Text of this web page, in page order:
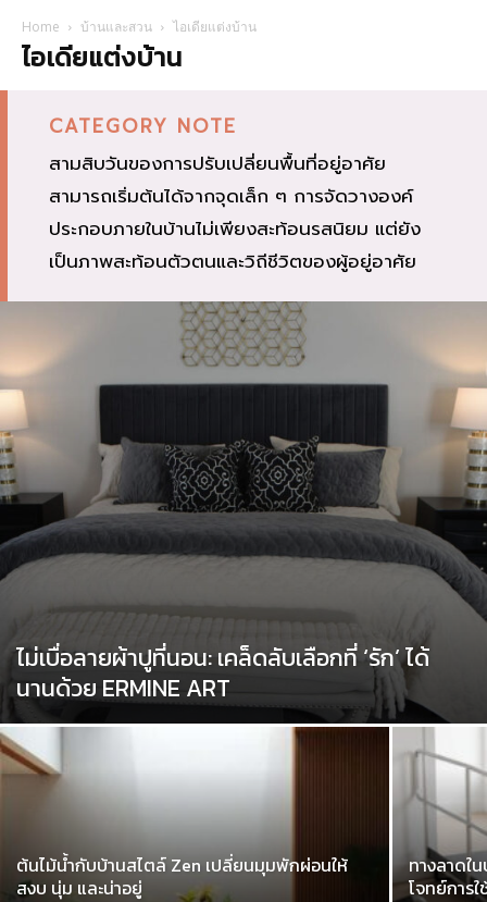
Home บ้านและสวน ไอเดียแต่งบ้าน
ไอเดียแต่งบ้าน
CATEGORY NOTE
สามสิบวันของการปรับเปลี่ยนพื้นที่อยู่อาศัย
สามารถเริ่มต้นได้จากจุดเล็ก ๆ การจัดวางองค์
ประกอบภายในบ้านไม่เพียงสะท้อนรสนิยม แต่ยัง
เป็นภาพสะท้อนตัวตนและวิถีชีวิตของผู้อยู่อาศัย
ไม่เบื่อลายผ้าปูที่นอน: เคล็ดลับเลือกที่ ‘รัก’ ได้
นานด้วย ERMINE ART
ต้นไม้น้ำกับบ้านสไตล์ Zen เปลี่ยนมุมพักผ่อนให้
สงบ นุ่ม และน่าอยู่
ทางลาดใ
โจทย์การ